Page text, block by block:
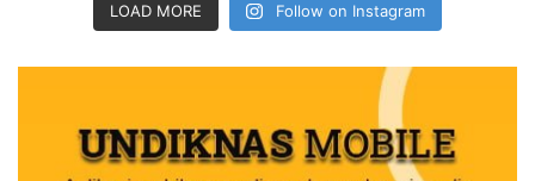
LOAD MORE Follow on Instagram